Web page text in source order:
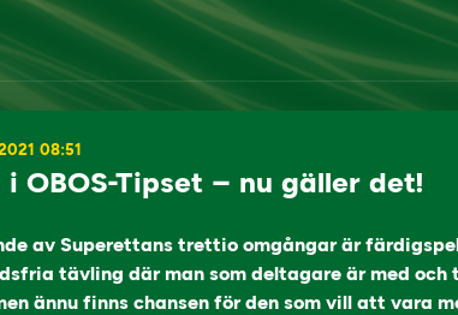
08:51
OBOS-Tipset – nu gäller det!
av Superettans trettio omgångar är
tävling där man som deltagare är med
ännu finns chansen för den som vill att vara